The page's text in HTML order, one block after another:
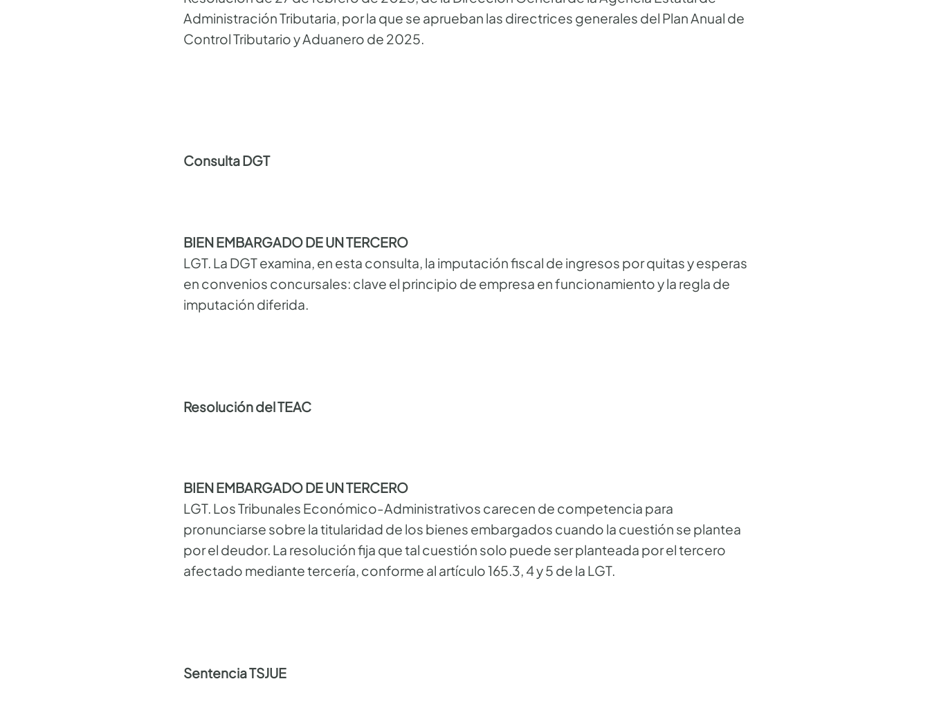
Administración Tributaria, por la que se aprueban las directrices generales del Plan Anual de
Control Tributario y Aduanero de 2025.
Consulta DGT
BIEN EMBARGADO DE UN TERCERO
LGT. La DGT examina, en esta consulta, la imputación fiscal de ingresos por quitas y esperas
en convenios concursales: clave el principio de empresa en funcionamiento y la regla de
imputación diferida.
Resolución del TEAC
BIEN EMBARGADO DE UN TERCERO
LGT. Los Tribunales Económico-Administrativos carecen de competencia para
pronunciarse sobre la titularidad de los bienes embargados cuando la cuestión se plantea
por el deudor. La resolución fija que tal cuestión solo puede ser planteada por el tercero
afectado mediante tercería, conforme al artículo 165.3, 4 y 5 de la LGT.
Sentencia TSJUE